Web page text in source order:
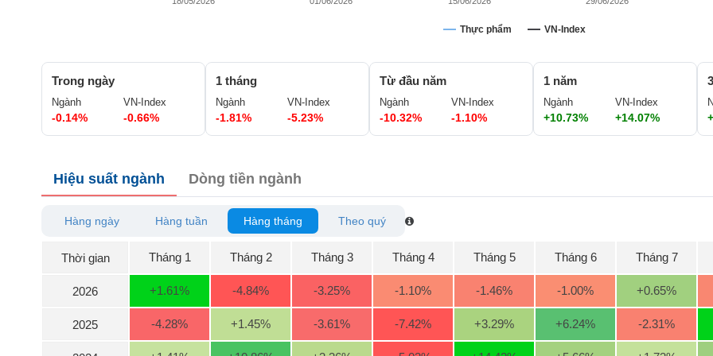
Thực phẩm VN-Index
Trong ngày
Ngành
-0.14%
VN-Index
-0.66%
1 tháng
Ngành
-1.81%
VN-Index
-5.23%
Từ đầu năm
Ngành
-10.32%
VN-Index
-1.10%
1 năm
Ngành
+10.73%
VN-Index
+14.07%
Hiệu suất ngành Dòng tiền ngành
Hàng ngày Hàng tuần Hàng tháng Theo quý
Thời gian
2026
2025
Tháng 1 Tháng 2 Tháng 3 Tháng 4 Tháng 5 Tháng 6 Tháng 7
+1.61% -4.84% -3.25% -1.10% -1.46% -1.00% +0.65%
-4.28% +1.45% -3.61% -7.42% +3.29% +6.24% -2.31%
DƯƠNG
TÀI
NHÂN
TÍCH
VIETSTOCKFINANCE